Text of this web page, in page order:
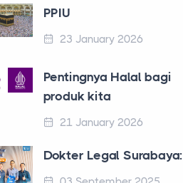
PPIU
23 January 2026
Pentingnya Halal bagi
produk kita
21 January 2026
Dokter Legal Surabaya: